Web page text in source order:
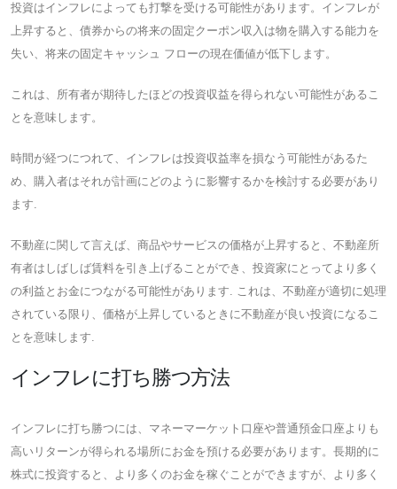
投資はインフレによっても打撃を受ける可能性があります。インフレが
上昇すると、債券からの将来の固定クーポン収入は物を購入する能力を
失い、将来の固定キャッシュ フローの現在価値が低下します。
これは、所有者が期待したほどの投資収益を得られない可能性があるこ
とを意味します。
時間が経つにつれて、インフレは投資収益率を損なう可能性があるた
め、購入者はそれが計画にどのように影響するかを検討する必要があり
ます.
不動産に関して言えば、商品やサービスの価格が上昇すると、不動産所
有者はしばしば賃料を引き上げることができ、投資家にとってより多く
の利益とお金につながる可能性があります. これは、不動産が適切に処理
されている限り、価格が上昇しているときに不動産が良い投資になるこ
とを意味します.
インフレに打ち勝つ方法
インフレに打ち勝つには、マネーマーケット口座や普通預金口座よりも
高いリターンが得られる場所にお金を預ける必要があります。長期的に
株式に投資すると、より多くのお金を稼ぐことができますが、より多く